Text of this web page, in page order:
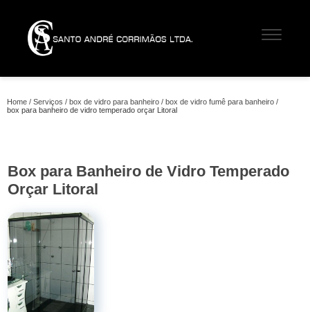
Home Serviços box de vidro para banheiro
box de vidro fumê para banheiro
box para banheiro de vidro temperado orçar Litoral
Box para Banheiro de Vidro Temperado
Orçar Litoral